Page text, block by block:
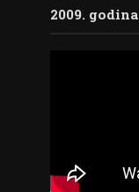
2009. godina